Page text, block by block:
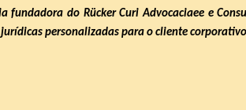
fundadora do Rücker Curi Advocaciaee e
personalizadas para o cliente corporativo